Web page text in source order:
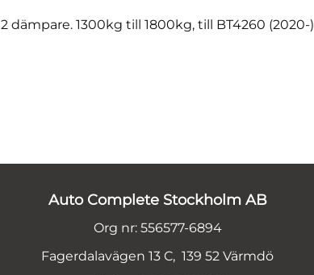
2 dämpare. 1300kg till 1800kg, till BT4260 (2020-)
Auto Complete Stockholm AB
Org nr: 556577-6894
Fagerdalavägen 13 C, 139 52 Värmdö